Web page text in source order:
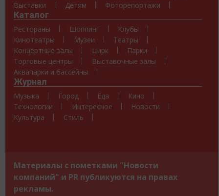
Выставки
Детям Фоторепортажи
Каталог
Рестораны Шоппинг
Клубы
Кинотеатры
Музеи
Театры
Концертные залы
Цирк
Парки
Торговые центры
Выставочные залы
Аквапарки и бассейны
Журнал
Музыка Город Еда
Кино
Технологии
Интересное
Новости
Культура
Стиль
Материалы с пометками "Новости
компаний" и PR публикуются на правах
рекламы.